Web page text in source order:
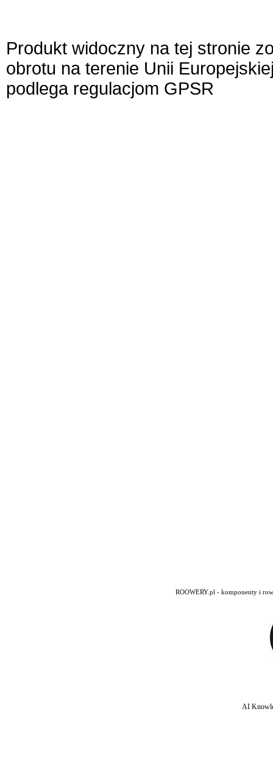
Produkt widoczny na tej stronie
obrotu na terenie Unii
podlega regulacjom GPSR
ROOWERY.pl - komponenty i
AI